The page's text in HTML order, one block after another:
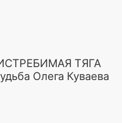
ТЯГА
Олега Куваева